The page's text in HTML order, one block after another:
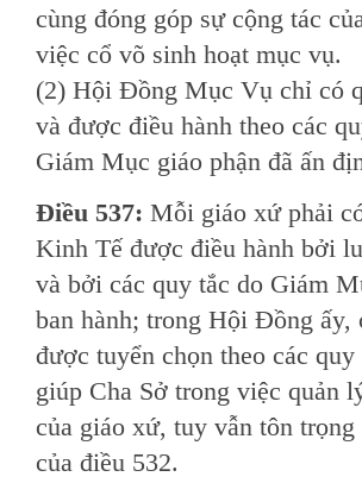
cùng đóng góp sự cộng tác
việc cổ võ sinh hoạt mục vụ.
(2) Hội Ðồng Mục Vụ chỉ có
và được điều hành theo các
Giám Mục giáo phận đã ấn
Ðiều 537: Mỗi giáo xứ phải
Kinh Tế được điều hành bởi
và bởi các quy tắc do Giám
ban hành; trong Hội Ðồng ấy,
được tuyển chọn theo các
giúp Cha Sở trong việc quản
của giáo xứ, tuy vẫn tôn
của điều 532.